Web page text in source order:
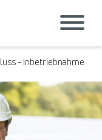
- Inbetriebnahme